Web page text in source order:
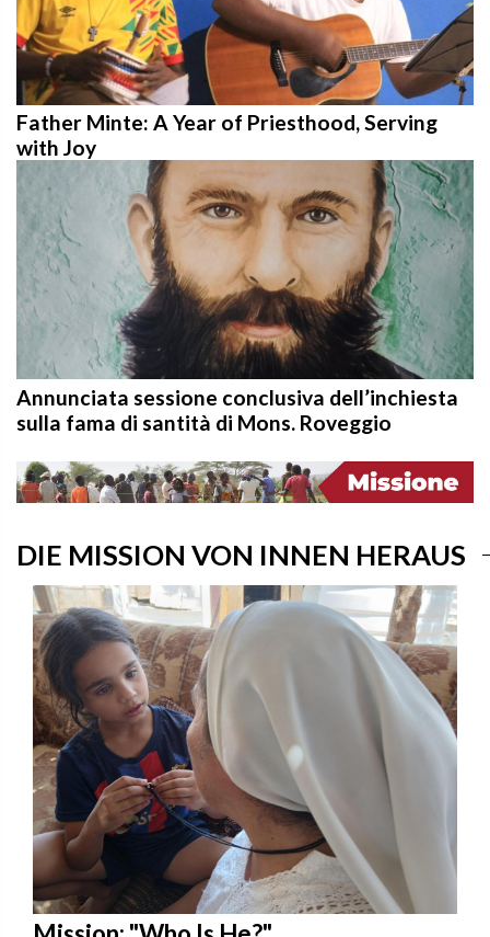
Father Minte: A Year of Priesthood, Serving
with Joy
Annunciata sessione conclusiva dell’inchiesta
sulla fama di santità di Mons. Roveggio
DIE MISSION VON INNEN HERAUS